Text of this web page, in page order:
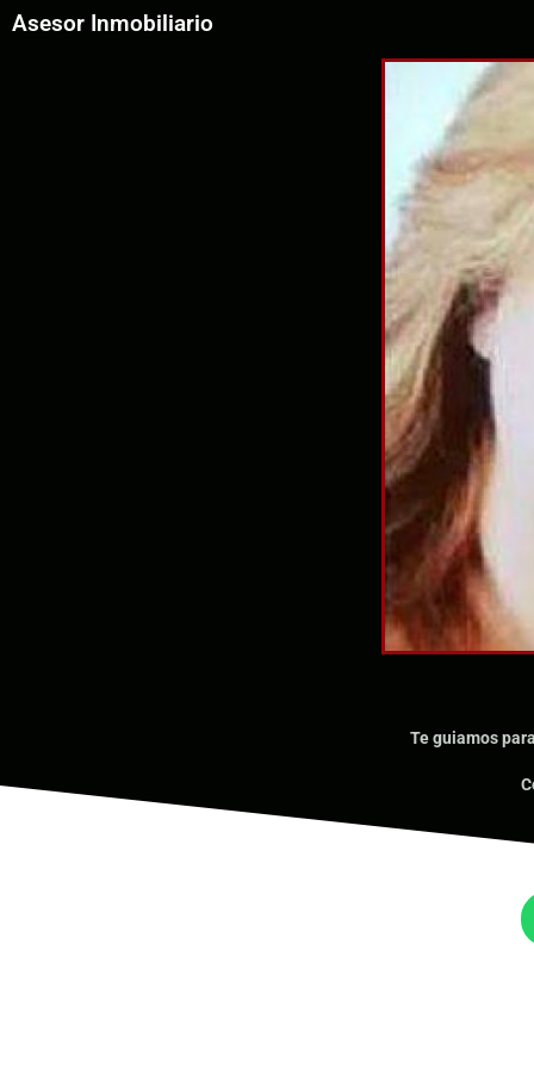
Asesor Inmobiliario
Te guiamos